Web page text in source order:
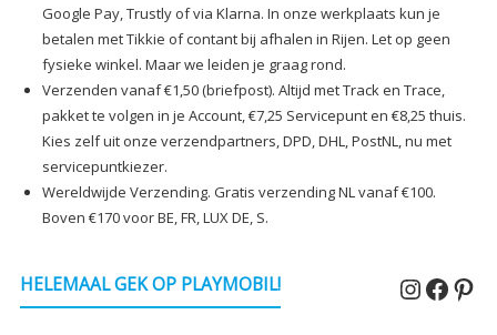
Google Pay, Trustly of via Klarna. In onze werkplaats kun je
betalen met Tikkie of contant bij afhalen in Rijen. Let op geen
fysieke winkel. Maar we leiden je graag rond.
Verzenden vanaf €1,50 (briefpost). Altijd met Track en Trace,
pakket te volgen in je Account, €7,25 Servicepunt en €8,25 thuis.
Kies zelf uit onze verzendpartners, DPD, DHL, PostNL, nu met
servicepuntkiezer.
Wereldwijde Verzending. Gratis verzending NL vanaf €100.
Boven €170 voor BE, FR, LUX DE, S.
HELEMAAL GEK OP PLAYMOBIL!